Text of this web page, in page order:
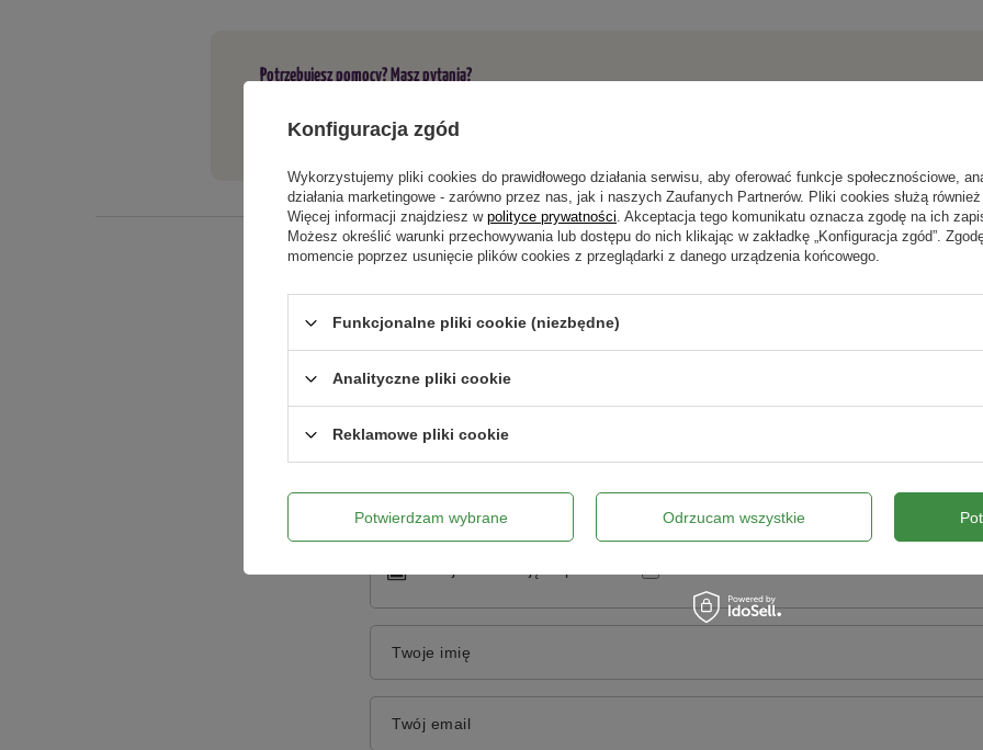
Potrzebujesz pomocy? Masz pytania?
Jeżeli powyższy opis jest dla Ciebie niewystarczający, prześlij nam swoje pytanie odnośnie
tego produktu. Postaramy się odpowiedzieć tak szybko jak tylko będzie to możliwe.
5/5
Treść twojej opinii
Twoje imię
Twój email
Konfiguracja zgód
Wykorzystujemy pliki cookies do prawidłowego działania serwisu, aby oferować funkcje społecznościowe,
działania marketingowe - zarówno przez nas, jak i naszych Zaufanych Partnerów. Pliki cookies służą
Więcej informacji znajdziesz w polityce prywatności. Akceptacja tego komunikatu oznacza zgodę na ich
Możesz określić warunki przechowywania lub dostępu do nich klikając w zakładkę „Konfiguracja zgód”.
momencie poprzez usunięcie plików cookies z przeglądarki z danego urządzenia końcowego.
Funkcjonalne pliki cookie (niezbędne)
Analityczne pliki cookie
Reklamowe pliki cookie
Potwierdzam wybrane Odrzucam wszystkie